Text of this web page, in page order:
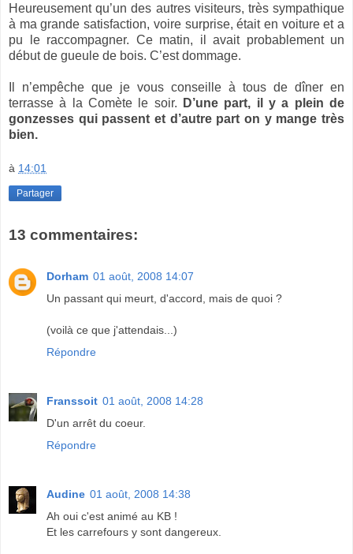
Heureusement qu’un des autres visiteurs, très sympathique
à ma grande satisfaction, voire surprise, était en voiture et a
pu le raccompagner. Ce matin, il avait probablement un
début de gueule de bois. C’est dommage.
Il n’empêche que je vous conseille à tous de dîner en
terrasse à la Comète le soir. D’une part, il y a plein de
gonzesses qui passent et d’autre part on y mange très
bien.
à 14:01
Partager
13 commentaires:
Dorham 01 août, 2008 14:07
Un passant qui meurt, d'accord, mais de quoi ?
(voilà ce que j'attendais...)
Répondre
Franssoit 01 août, 2008 14:28
D'un arrêt du coeur.
Répondre
Audine 01 août, 2008 14:38
Ah oui c'est animé au KB !
Et les carrefours y sont dangereux.